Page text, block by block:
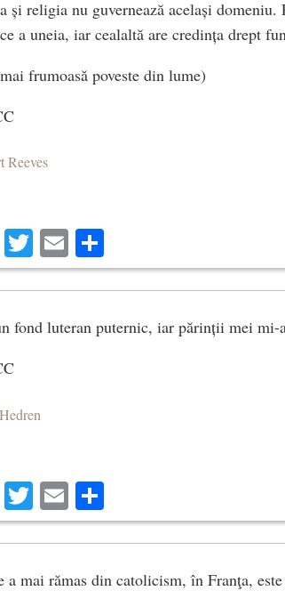
și religia nu guvernează același
a uneia, iar cealaltă are credința drept
frumoasă poveste din lume)
Reeves
Facebook
Twitter
Email
fond luteran puternic, iar părinții mei
Facebook
Twitter
Email
a mai rămas din catolicism, în Franţa,